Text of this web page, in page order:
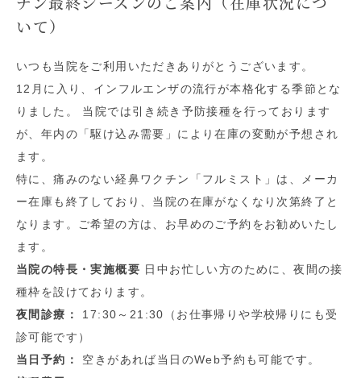
いて）
いつも当院をご利用いただきありがとうございます。
12月に入り、インフルエンザの流行が本格化する季節とな
りました。 当院では引き続き予防接種を行っております
が、年内の「駆け込み需要」により在庫の変動が予想され
ます。
特に、痛みのない経鼻ワクチン「フルミスト」は、メーカ
ー在庫も終了しており、当院の在庫がなくなり次第終了と
なります。ご希望の方は、お早めのご予約をお勧めいたし
ます。
当院の特長・実施概要 日中お忙しい方のために、夜間の接
種枠を設けております。
夜間診療：
17:30～21:30（お仕事帰りや学校帰りにも受
診可能です）
当日予約：
空きがあれば当日のWeb予約も可能です。